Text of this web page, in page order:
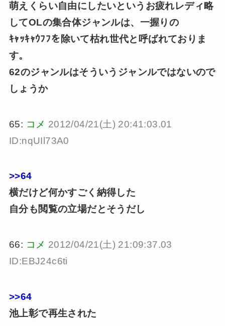
萌えくらい自由にしたいというお疲れレディ略
してOLの集合体ジャンルは、一握りの
ｷｬｯｷｬｳﾌﾌを除いて枯れ世代と呼ばれておりま
す。
62のジャンルはそういうジャンルではないので
しょうか
65: コメ 2012/04/21(土) 20:41:03.01
ID:nqUIl73A0
>>64
横だけど何かすごく納得した
自分も閲覧の立場だとそうだし
66: コメ 2012/04/21(土) 21:09:37.03
ID:EBJ24c6ti
>>64
池上彰で再生された